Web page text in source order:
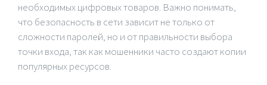
необходимых цифровых товаров. Важно понимать,
что безопасность в сети зависит не только от
сложности паролей, но и от правильности выбора
точки входа, так как мошенники часто создают копии
популярных ресурсов.